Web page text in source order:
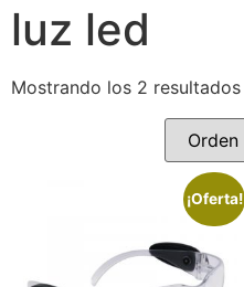
luz led
Mostrando los 2 resultados
¡Oferta!